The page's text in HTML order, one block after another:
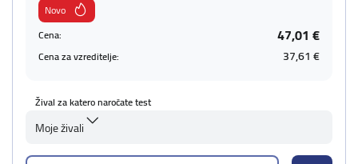
Novo
Cena:
47,01 €
Cena za vzreditelje: 37,61 €
Žival za katero naročate test
Moje živali